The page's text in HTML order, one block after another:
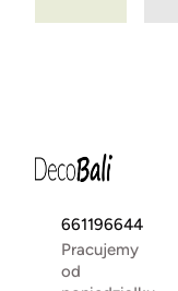
661196644
Pracujemy
od